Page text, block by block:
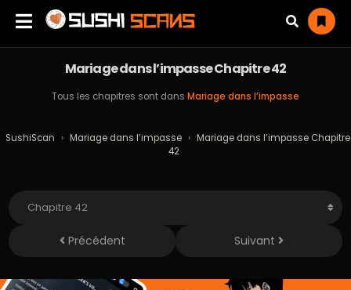
Mariage dans l’impasse Chapitre 42
Tous les chapitres sont dans Mariage dans l’impasse
SushiScan › Mariage dans l’impasse › Mariage dans l’impasse Chapitre
42
Précédent Suivant